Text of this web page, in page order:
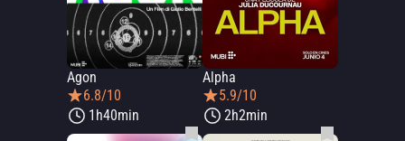
Agon
6.8/10
1h40min
Alpha
5.9/10
2h2min